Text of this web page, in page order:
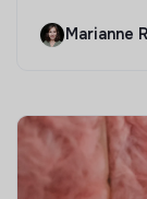
Marianne